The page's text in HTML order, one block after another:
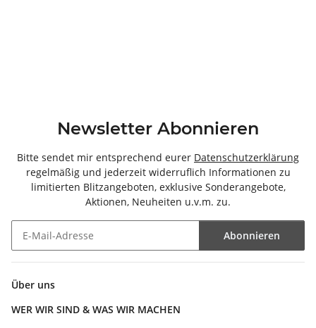
Newsletter Abonnieren
Bitte sendet mir entsprechend eurer Datenschutzerklärung
regelmäßig und jederzeit widerruflich Informationen zu
limitierten Blitzangeboten, exklusive Sonderangebote,
Aktionen, Neuheiten u.v.m. zu.
Abonnieren
Über uns
WER WIR SIND & WAS WIR MACHEN